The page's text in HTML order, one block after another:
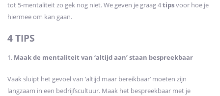
tot 5-mentaliteit zo gek nog niet. We geven je graag 4tipsvoor hoe je
hiermee om kan gaan.
4 TIPS
1. Maak de mentaliteit van ‘altijd aan’ staan bespreekbaar
Vaak sluipt het gevoel van ‘altijd maar bereikbaar’ moeten zijn
langzaam in een bedrijfscultuur. Maak het bespreekbaar met je